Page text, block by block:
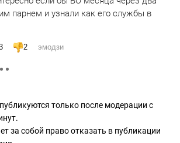
парнем и узнали как его службы в
2 эмодзи
только после модерации с
за собой право отказать в публикации